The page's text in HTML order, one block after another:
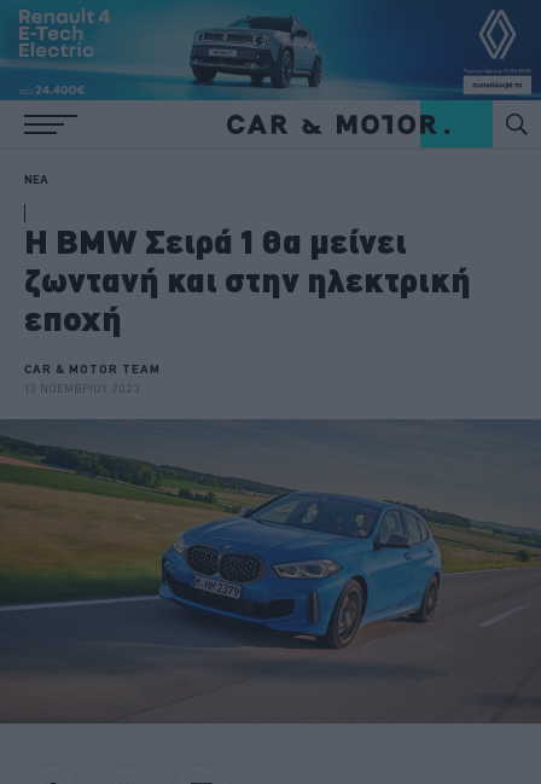
ΝΕΑ
Η BMW Σειρά 1 θα μείνει
ζωντανή και στην ηλεκτρική
εποχή
CAR & MOTOR TEAM
13 ΝΟΕΜΒΡΙΟΥ 2023